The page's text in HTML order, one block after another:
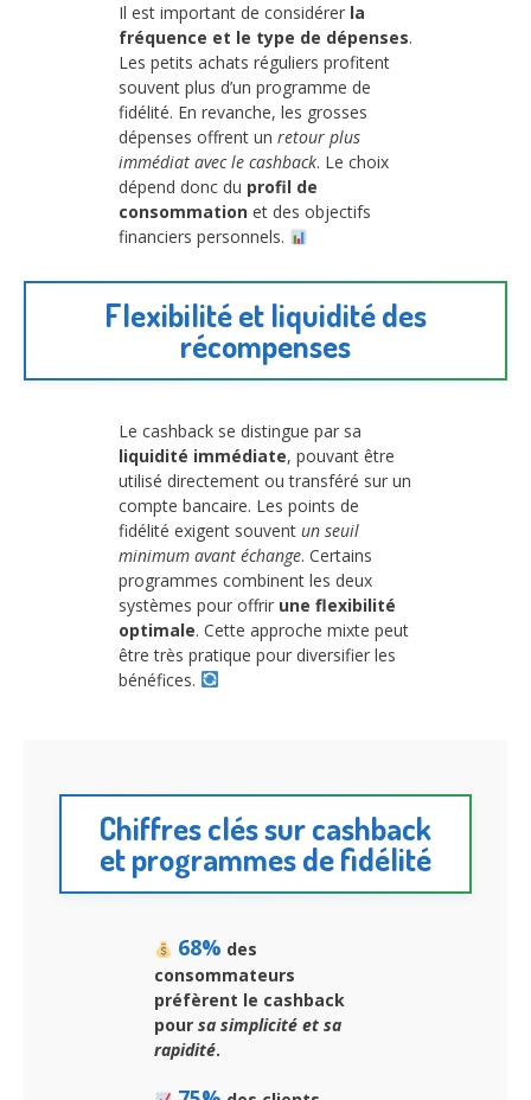
Il est important de considérer la
fréquence et le type de dépenses.
Les petits achats réguliers profitent
souvent plus d’un programme de
fidélité. En revanche, les grosses
dépenses offrent un retour plus
immédiat avec le cashback. Le choix
dépend donc du profil de
consommation et des objectifs
financiers personnels.
Flexibilité et liquidité des
récompenses
Le cashback se distingue par sa
liquidité immédiate, pouvant être
utilisé directement ou transféré sur un
compte bancaire. Les points de
fidélité exigent souvent un seuil
minimum avant échange. Certains
programmes combinent les deux
systèmes pour offrir une flexibilité
optimale. Cette approche mixte peut
être très pratique pour diversifier les
bénéfices.
Chiffres clés sur cashback
et programmes de fidélité
68% des
consommateurs
préfèrent le cashback
pour sa simplicité et sa
rapidité.